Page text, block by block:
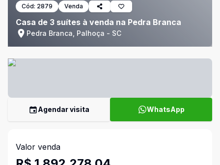
Cód: 2879 Venda
Casa de 3 suítes à venda na Pedra Branca
Pedra Branca, Palhoça - SC
Agendar visita WhatsApp
Valor venda